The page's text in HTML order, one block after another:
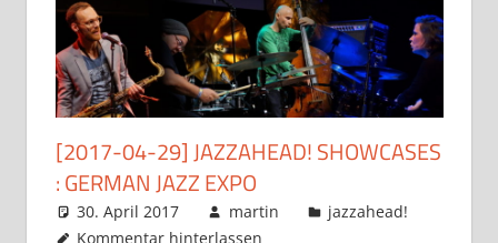
[2017-04-29] JAZZAHEAD! SHOWCASES
: GERMAN JAZZ EXPO
30. April 2017 martin
jazzahead!
Kommentar hinterlassen